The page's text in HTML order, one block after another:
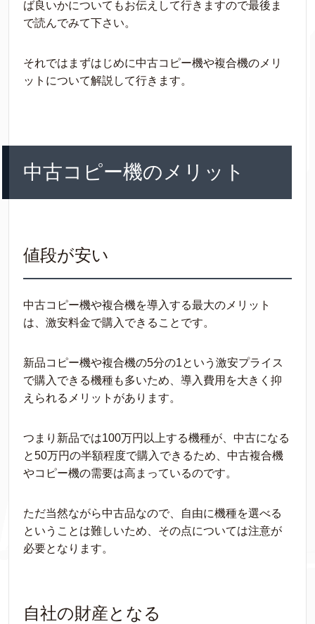
ば良いかについてもお伝えして行きますので最後ま
で読んでみて下さい。
それではまずはじめに中古コピー機や複合機のメリ
ットについて解説して行きます。
中古コピー機のメリット
値段が安い
中古コピー機や複合機を導入する最大のメリット
は、激安料金で購入できることです。
新品コピー機や複合機の5分の1という激安プライス
で購入できる機種も多いため、導入費用を大きく抑
えられるメリットがあります。
つまり新品では100万円以上する機種が、中古になる
と50万円の半額程度で購入できるため、中古複合機
やコピー機の需要は高まっているのです。
ただ当然ながら中古品なので、自由に機種を選べる
ということは難しいため、その点については注意が
必要となります。
自社の財産となる